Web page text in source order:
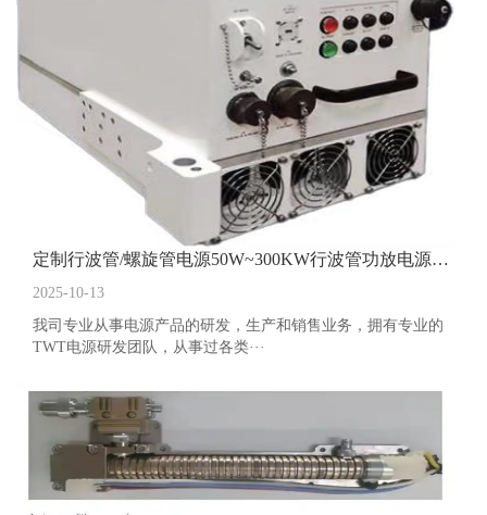
定制行波管/螺旋管电源50W~300KW行波管功放电源产品
2025-10-13
我司专业从事电源产品的研发，生产和销售业务，拥有专业的
TWT电源研发团队，从事过各类···